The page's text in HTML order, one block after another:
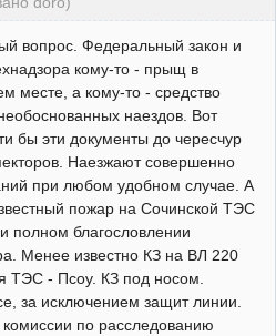
вопрос. Федеральный закон и
кому-то - прыщ в
месте, а кому-то - средство
наездов. Вот
бы эти документы до чересчур
Наезжают совершенно
при любом удобном случае. А
пожар на Сочинской ТЭС
полном благословлении
Менее известно КЗ на ВЛ 220
ТЭС - Псоу. КЗ под носом.
за исключением защит линии.
комиссии по расследованию